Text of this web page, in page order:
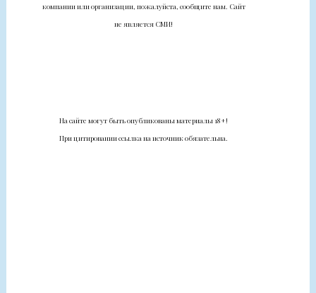
компании или организации, пожалуйста, сообщите нам. Сайт
не является СМИ!
На сайте могут быть опубликованы материалы 18+!
При цитировании ссылка на источник обязательна.